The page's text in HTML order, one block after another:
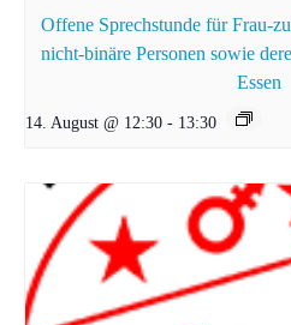
Offene Sprechstunde für Frau-
nicht-binäre Personen sowie
Essen
14. August @ 12:30 - 13:30